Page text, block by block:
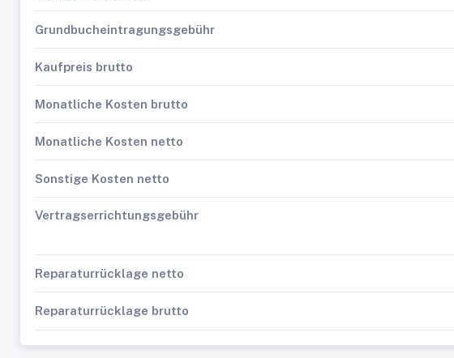
Grundbucheintragungsgebühr
Kaufpreis brutto
Monatliche Kosten brutto
Monatliche Kosten netto
Sonstige Kosten netto
Vertragserrichtungsgebühr
Reparaturrücklage netto
Reparaturrücklage brutto